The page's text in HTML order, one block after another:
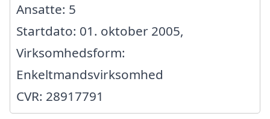
Ansatte: 5
Startdato: 01. oktober 2005,
Virksomhedsform:
Enkeltmandsvirksomhed
CVR: 28917791